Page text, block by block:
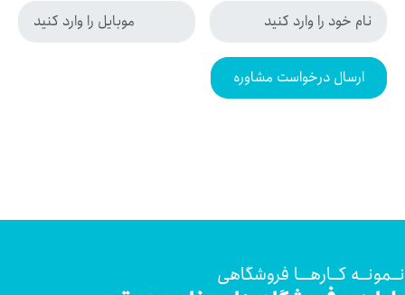
کــارهـــا فروشگاهی